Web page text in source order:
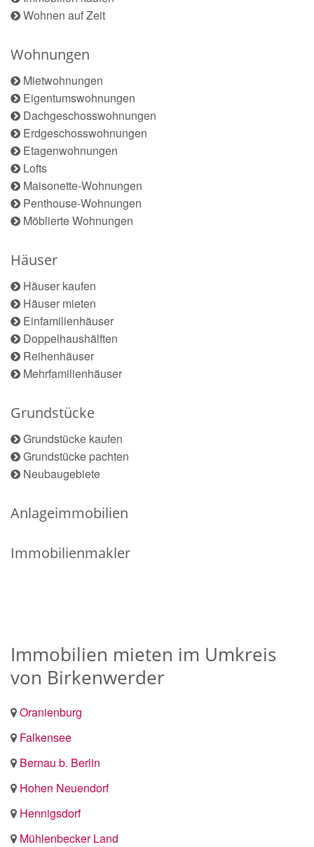
Wohnen auf Zeit
Wohnungen
Mietwohnungen
Eigentumswohnungen
Dachgeschosswohnungen
Erdgeschosswohnungen
Etagenwohnungen
Lofts
Maisonette-Wohnungen
Penthouse-Wohnungen
Möblierte Wohnungen
Häuser
Häuser kaufen
Häuser mieten
Einfamilienhäuser
Doppelhaushälften
Reihenhäuser
Mehrfamilienhäuser
Grundstücke
Grundstücke kaufen
Grundstücke pachten
Neubaugebiete
Anlageimmobilien
Immobilienmakler
Immobilien mieten im Umkreis
von Birkenwerder
Oranienburg
Falkensee
Bernau b. Berlin
Hohen Neuendorf
Hennigsdorf
Mühlenbecker Land